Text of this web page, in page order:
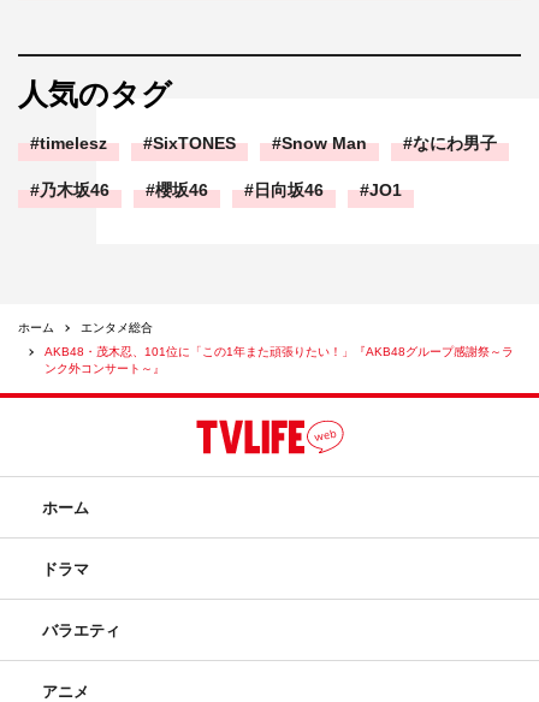
人気のタグ
timelesz SixTONES Snow Man なにわ男子
乃木坂46 櫻坂46 日向坂46 JO1
ホーム
エンタメ総合
AKB48・茂木忍、101位に「この1年また頑張りたい！」『AKB48グループ感謝祭～ラ
ンク外コンサート～』
ホーム
ドラマ
バラエティ
アニメ